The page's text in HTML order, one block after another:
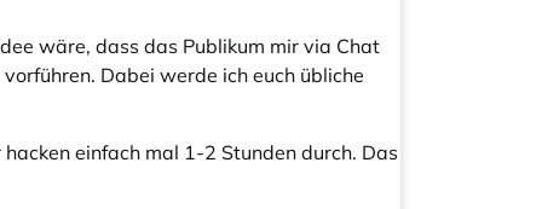
wäre, dass das Publikum mir via Chat
Dabei werde ich euch übliche
einfach mal 1-2 Stunden durch. Das